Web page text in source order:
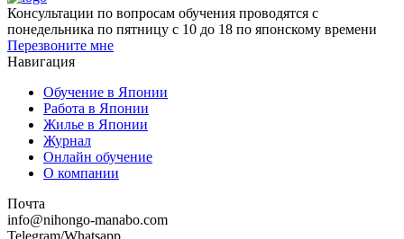
Консультации по вопросам обучения проводятся с
понедельника по пятницу с 10 до 18 по японскому времени
Перезвоните мне
Навигация
Обучение в Японии
Работа в Японии
Жилье в Японии
Журнал
Онлайн обучение
О компании
Почта
info@nihongo-manabo.com